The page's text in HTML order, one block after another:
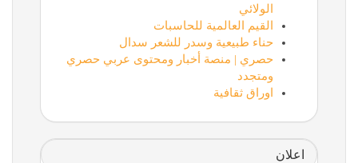
الولائي
القيم العالمية للحاسبات
حناء طبيعية وسدر للشعر سدال
حصري | منصة أخبار ومحتوى عربي حصري
ومتجدد
اوراق ثقافية
اعلان